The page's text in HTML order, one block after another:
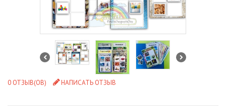
0 ОТЗЫВ(ОВ) НАПИСАТЬ ОТЗЫВ